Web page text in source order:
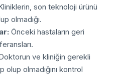
son teknoloji ürünü
olmadığı.
Önceki hastaların geri
ve kliniğin gerekli
olmadığını kontrol